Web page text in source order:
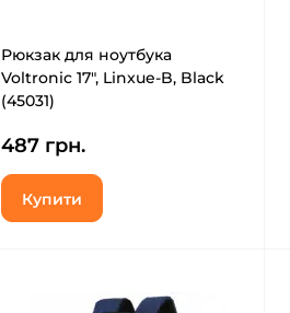
Рюкзак для ноутбука
Voltronic 17", Linxue-B, Black
(45031)
487 грн.
Купити